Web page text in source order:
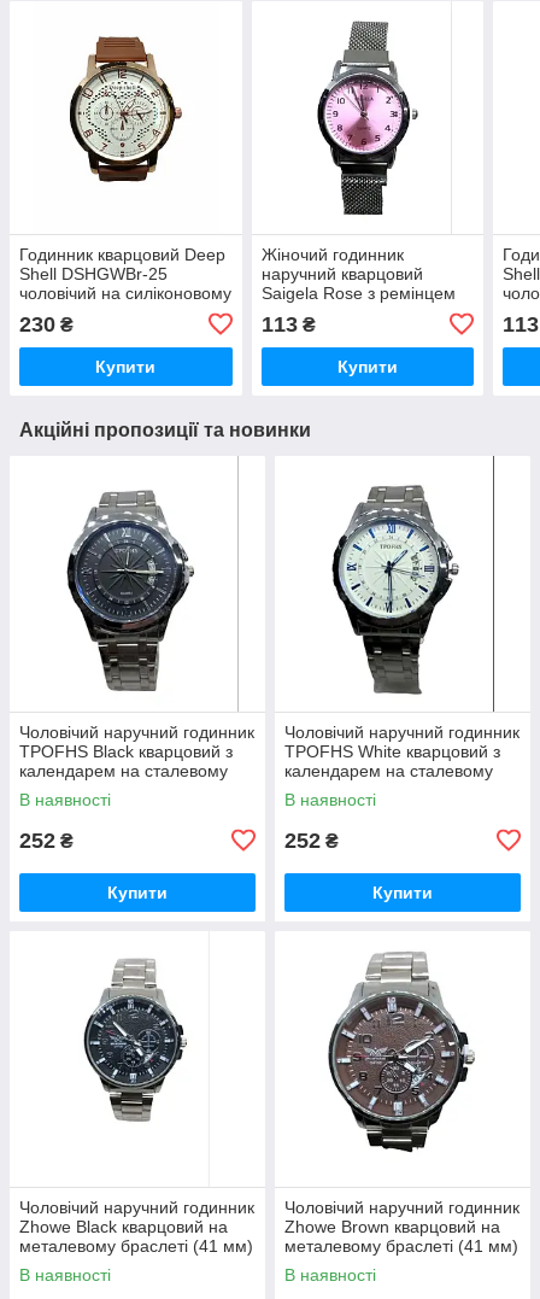
Годинник кварцовий Deep
Shell DSHGWBr-25
чоловічий на силіконовому
230 ₴
Купити
Жіночий годинник
наручний кварцовий
Saigela Rose з ремінцем
міланське плетиво (30 мм)
гурт
113₴
Купити
113
Акційні пропозиції та новинки
Чоловічий наручний годинник
TPOFHS Black кварцовий з
календарем на сталевому
браслеті гурт
В наявності
252 ₴
Купити
Чоловічий наручний годинник
TPOFHS White кварцовий з
календарем на сталевому
браслеті гурт
В наявності
252 ₴
Купити
Чоловічий наручний годинник
Zhowe Black кварцовий на
металевому браслеті (41 мм)
гурт
В наявності
Чоловічий наручний годинник
Zhowe Brown кварцовий на
металевому браслеті (41 мм)
гурт
В наявності